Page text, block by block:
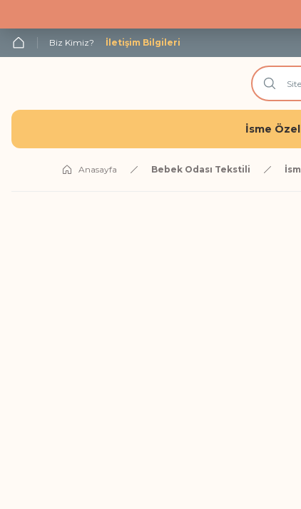
Biz Kimiz? İletişim Bilgileri
İsme
Anasayfa Bebek Odası Tekstili